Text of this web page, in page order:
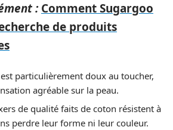
: Comment Sugargoo
de produits
particulièrement doux au toucher,
agréable sur la peau.
de qualité faits de coton résistent à
perdre leur forme ni leur couleur.